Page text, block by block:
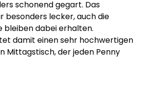
schonend gegart. Das
besonders lecker, auch die
bleiben dabei erhalten.
damit einen sehr hochwertigen
Mittagstisch, der jeden Penny